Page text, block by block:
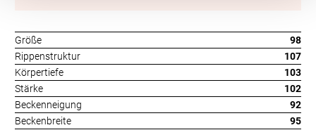
Größe
98
Rippenstruktur
107
Körpertiefe
103
Stärke
102
Beckenneigung
92
Beckenbreite
95